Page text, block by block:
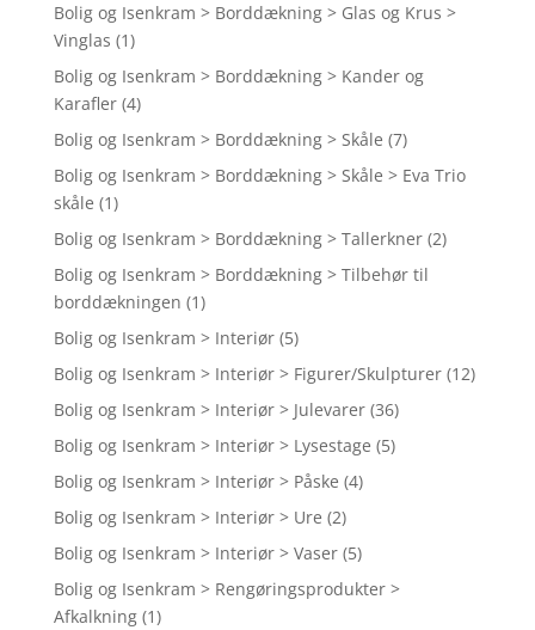
Bolig og Isenkram > Borddækning > Glas og Krus >
Vinglas (1)
Bolig og Isenkram > Borddækning > Kander og
Karafler (4)
Bolig og Isenkram > Borddækning > Skåle (7)
Bolig og Isenkram > Borddækning > Skåle > Eva Trio
skåle (1)
Bolig og Isenkram > Borddækning > Tallerkner (2)
Bolig og Isenkram > Borddækning > Tilbehør til
borddækningen (1)
Bolig og Isenkram > Interiør (5)
Bolig og Isenkram > Interiør > Figurer/Skulpturer (12)
Bolig og Isenkram > Interiør > Julevarer (36)
Bolig og Isenkram > Interiør > Lysestage (5)
Bolig og Isenkram > Interiør > Påske (4)
Bolig og Isenkram > Interiør > Ure (2)
Bolig og Isenkram > Interiør > Vaser (5)
Bolig og Isenkram > Rengøringsprodukter >
Afkalkning (1)